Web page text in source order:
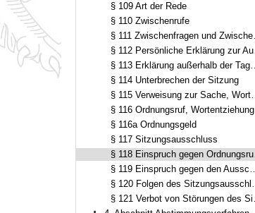
§ 109 Art der Rede
§ 110 Zwischenrufe
§ 111 Zwischenfragen und Zwischenbemerkungen
§ 112 Persönliche Erklärung zur Aussprache
§ 113 Erklärung außerhalb der Tagesordnung
§ 114 Unterbrechen der Sitzung
§ 115 Verweisung zur Sache, Wortentziehung
§ 116 Ordnungsruf, Wortentziehung
§ 116a Ordnungsgeld
§ 117 Sitzungsausschluss
§ 118 Einspruch gegen Ordnungsruf, Wortentziehung und Ordnungsgeld
§ 119 Einspruch gegen den Ausschluss vom weiteren Verlauf der Sitzung
§ 120 Folgen des Sitzungsausschlusses
§ 121 Verbot von Störungen des Sitzungsverlaufs durch Besucherinnen und Besucher